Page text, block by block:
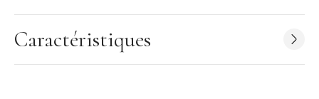
Les + produit:
Gousse noire, grasse et souple
Idéale pour la pâtisserie et chocolaterie
Caractéristiques